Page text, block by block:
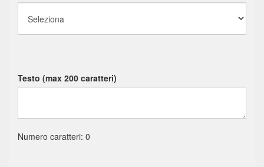
Testo (max 200 caratteri)
Numero caratteri: 0